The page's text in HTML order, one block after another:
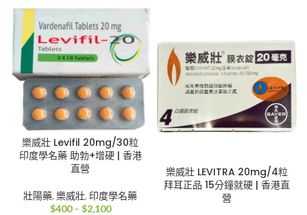
樂威壯 Levifil 20mg/30粒
印度學名藥 助勃+增硬 | 香港
直營
壯陽藥, 樂威壯, 印度學名藥
$400 – $2,100價
樂威壯 LEVITRA 20mg/4粒
拜耳正品 15分鐘就硬 | 香港直
營